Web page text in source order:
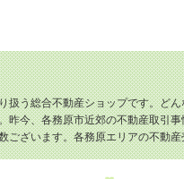
う総合不動産ショップです。ど
今、各務原市近郊の不動産取引
ざいます。各務原エリアの不動